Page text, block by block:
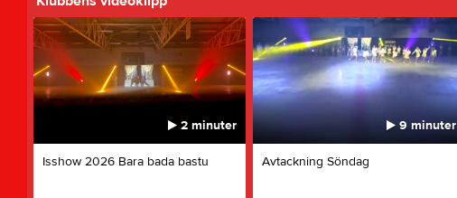
2 minuter
Isshow 2026 Bara bada bastu
9 minuter
Avtackning Söndag